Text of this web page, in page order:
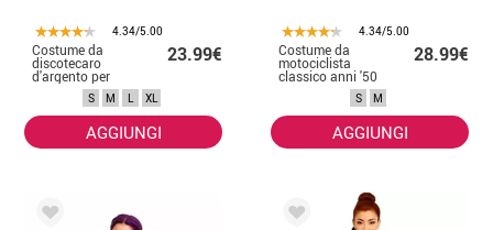
4.34/5.00
Costume da
discotecaro
d'argento per
uomo
23.99€
S M L XL
AGGIUNGI
4.34/5.00
Costume da
motociclista
classico anni '50
28.99€
S M
AGGIUNGI